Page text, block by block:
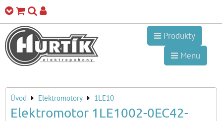
Produkty
Menu
Úvod Elektromotory 1LE10
Elektromotor 1LE1002-0EC42-